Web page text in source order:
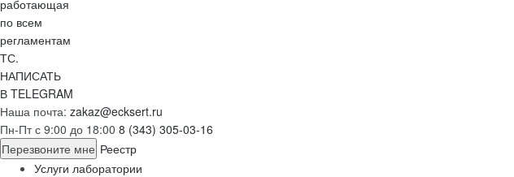
НАПИСАТЬ
В TELEGRAM
Наша почта: zakaz@ecksert.ru
Пн-Пт с 9:00 до 18:00 8 (343) 305-03-16
Перезвоните мне Реестр
Услуги лаборатории